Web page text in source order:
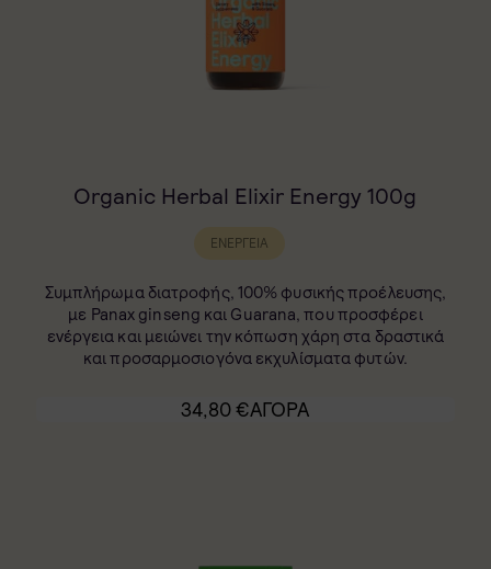
Organic Herbal Elixir Energy 100g
ΕΝΈΡΓΕΙΑ
Συμπλήρωμα διατροφής, 100% φυσικής προέλευσης,
με Panax ginseng και Guarana, που προσφέρει
ενέργεια και μειώνει την κόπωση χάρη στα δραστικά
και προσαρμοσιογόνα εκχυλίσματα φυτών.
34,80€ΑΓΟΡΑ